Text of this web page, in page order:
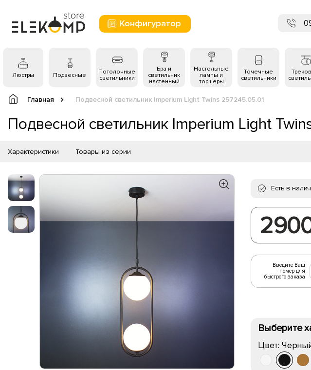
Конфигуратор
Люстры Подвесные
Потолочные
светильники
Бра и
светильник
настенный
Настольные
лампы и
торшеры
Точечные
светильники
Главная Подвесной светильник Imperium Light Twins 257245.05.01
Подвесной светильник Imperium Light
Характеристики Товары из серии
Есть в
Введите Ваш
номер для
быстрого заказа
Выберите
Цвет: